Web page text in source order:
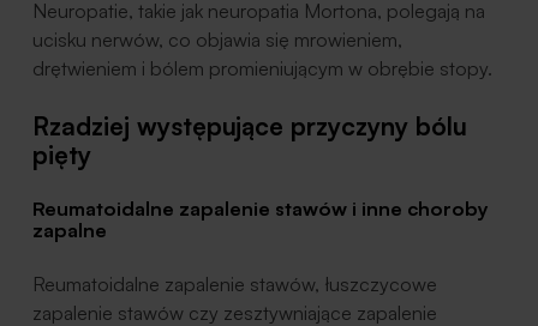
Neuropatie, takie jak neuropatia Mortona, polegają na
ucisku nerwów, co objawia się mrowieniem,
drętwieniem i bólem promieniującym w obrębie stopy.
Rzadziej występujące przyczyny bólu
pięty
Reumatoidalne zapalenie stawów i inne choroby
zapalne
Reumatoidalne zapalenie stawów, łuszczycowe
zapalenie stawów czy zesztywniające zapalenie